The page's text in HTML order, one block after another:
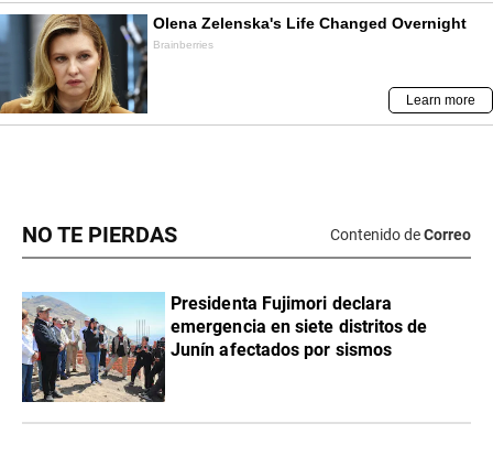
NO TE PIERDAS Contenido deCorreo
Presidenta Fujimori declara
emergencia en siete distritos de
Junín afectados por sismos